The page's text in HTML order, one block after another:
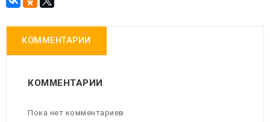
КОММЕНТАРИИ
КОММЕНТАРИИ
Пока нет комментариев